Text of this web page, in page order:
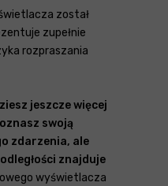
został
zupełnie
rozpraszania
jeszcze więcej
swoją
zdarzenia, ale
znajduje
wyświetlacza